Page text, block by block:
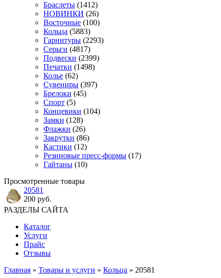
Браслеты (1412)
НОВИНКИ (26)
Восточные (100)
Кольца (5883)
Гарнитуры (2293)
Серьги (4817)
Подвески (2399)
Печатки (1498)
Колье (62)
Сувениры (397)
Брелоки (45)
Спорт (5)
Концевики (104)
Замки (128)
Флажки (26)
Закрутки (86)
Кастики (12)
Резиновые пресс-формы (17)
Гайтаны (10)
Просмотренные товары
20581
200 руб.
РАЗДЕЛЫ САЙТА
Каталог
Услуги
Прайс
Отзывы
Главная » Товары и услуги » Кольца » 20581